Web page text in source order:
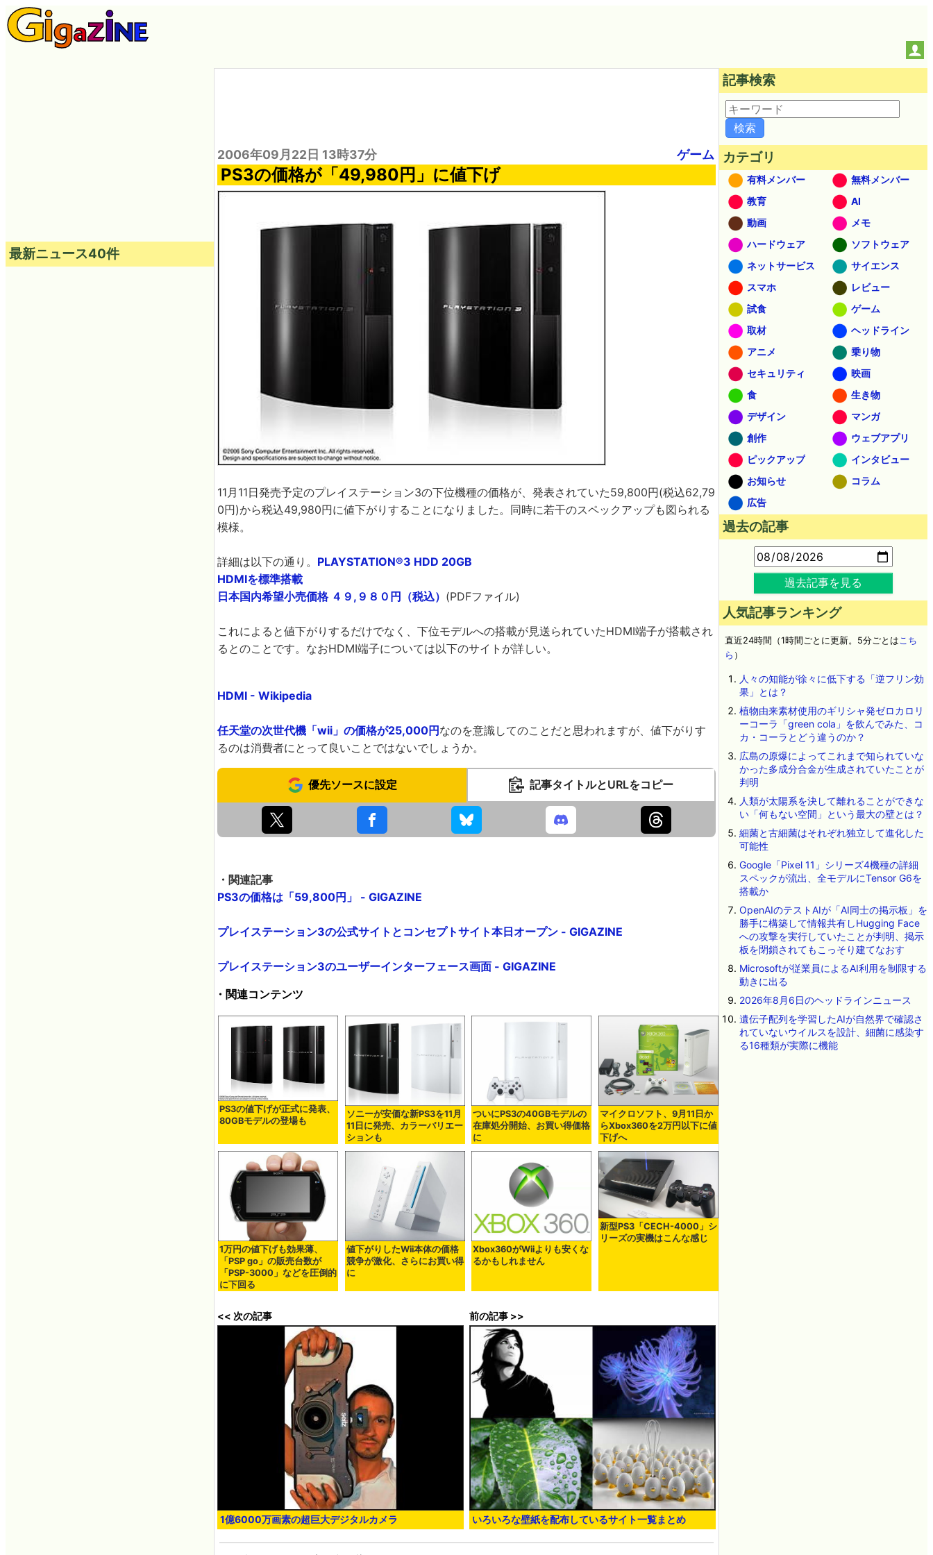
2006年09月22日 13時37分 ゲーム
PS3の価格が「49,980円」に値下げ
11月11日発売予定のプレイステーション3の下位機種の価格が、発表されていた59,800円(税込62,79
0円)から税込49,980円に値下がりすることになりました。同時に若干のスペックアップも図られる
模様。
詳細は以下の通り。 PLAYSTATION®3 HDD 20GB
HDMIを標準搭載
日本国内希望小売価格 ４９,９８０円（税込） (PDFファイル)
これによると値下がりするだけでなく、下位モデルへの搭載が見送られていたHDMI端子が搭載され
るとのことです。なおHDMI端子については以下のサイトが詳しい。
HDMI - Wikipedia
任天堂の次世代機「wii」の価格が25,000円なのを意識してのことだと思われますが、値下がりす
るのは消費者にとって良いことではないでしょうか。
優先ソースに設定 記事タイトルとURLをコピー
・関連記事
PS3の価格は「59,800円」 - GIGAZINE
プレイステーション3の公式サイトとコンセプトサイト本日オープン - GIGAZINE
プレイステーション3のユーザーインターフェース画面 - GIGAZINE
・関連コンテンツ
PS3の値下げが正式に発表、
80GBモデルの登場も
ソニーが安価な新PS3を11月
11日に発売、カラーバリエー
ションも
ついにPS3の40GBモデルの
在庫処分開始、お買い得価格
に
マイクロソフト、9月11日か
らXbox360を2万円以下に値
下げへ
1万円の値下げも効果薄、
「PSP go」の販売台数が
「PSP-3000」などを圧倒的
に下回る
値下がりしたWii本体の価格
競争が激化、さらにお買い得
に
Xbox360がWiiよりも安くな
るかもしれません
新型PS3「CECH-4000」シ
リーズの実機はこんな感じ
<< 次の記事
1億6000万画素の超巨大デジタルカメラ
前の記事 >>
いろいろな壁紙を配布しているサイト一覧まとめ
最新ニュース40件
記事検索
カテゴリ
有料メンバー
無料メンバー
教育
AI
動画
メモ
ハードウェア
ソフトウェア
ネットサービス
サイエンス
スマホ
レビュー
試食
ゲーム
取材
ヘッドライン
アニメ
乗り物
セキュリティ
映画
食
生き物
デザイン
マンガ
創作
ウェブアプリ
ピックアップ
インタビュー
お知らせ
コラム
広告
過去の記事
過去記事を見る
人気記事ランキング
直近24時間（1時間ごとに更新。5分ごとはこち
ら ）
人々の知能が徐々に低下する「逆フリン効
果」とは？
植物由来素材使用のギリシャ発ゼロカロリ
ーコーラ「green cola」を飲んでみた、コ
カ・コーラとどう違うのか？
広島の原爆によってこれまで知られていな
かった多成分合金が生成されていたことが
判明
人類が太陽系を決して離れることができな
い「何もない空間」という最大の壁とは？
細菌と古細菌はそれぞれ独立して進化した
可能性
Google「Pixel 11」シリーズ4機種の詳細
スペックが流出、全モデルにTensor G6を
搭載か
OpenAIのテストAIが「AI同士の掲示板」を
勝手に構築して情報共有しHugging Face
への攻撃を実行していたことが判明、掲示
板を閉鎖されてもこっそり建てなおす
Microsoftが従業員によるAI利用を制限する
動きに出る
2026年8月6日のヘッドラインニュース
遺伝子配列を学習したAIが自然界で確認さ
れていないウイルスを設計、細菌に感染す
る16種類が実際に機能